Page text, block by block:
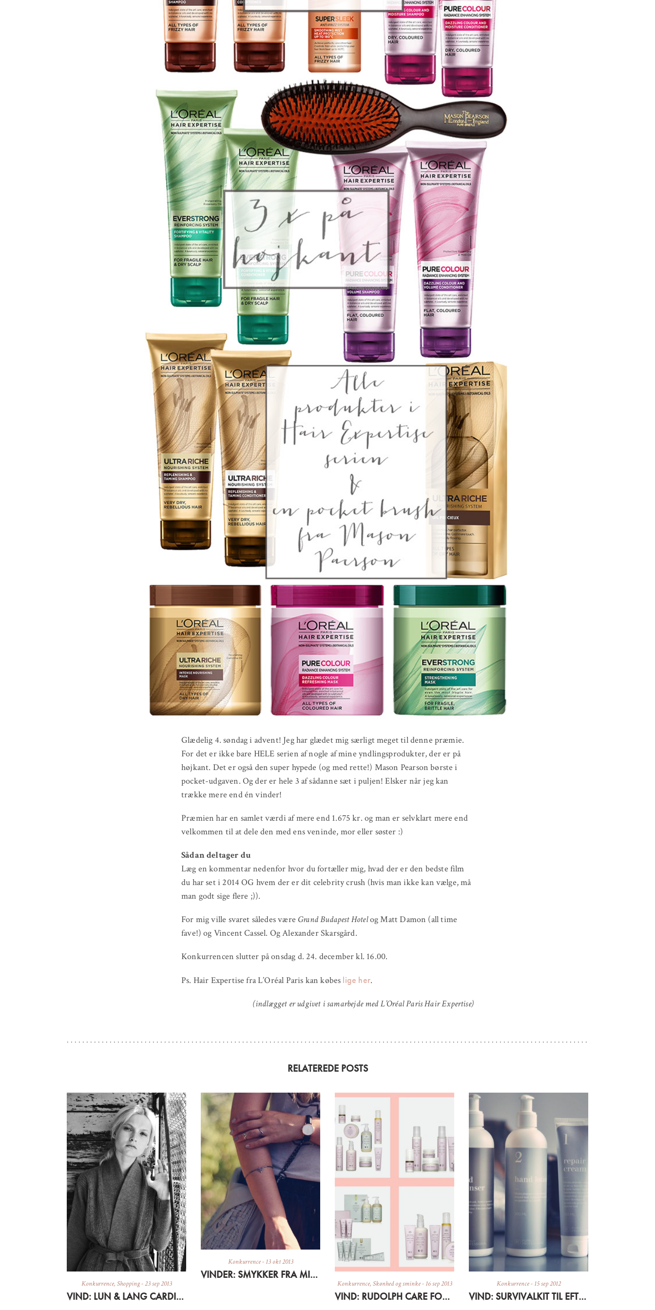
Glædelig 4. søndag i advent! Jeg har glædet mig særligt meget til denne præmie.
For det er ikke bare HELE serien af nogle af mine yndlingsprodukter, der er på
højkant. Det er også den super hypede (og med rette!) Mason Pearson børste i
pocket-udgaven. Og der er hele 3 af sådanne sæt i puljen! Elsker når jeg kan
trække mere end én vinder!
Præmien har en samlet værdi af mere end 1.675 kr. og man er selvklart mere end
velkommen til at dele den med ens veninde, mor eller søster :)
Sådan deltager du
Læg en kommentar nedenfor hvor du fortæller mig, hvad der er den bedste film
du har set i 2014 OG hvem der er dit celebrity crush (hvis man ikke kan vælge, må
man godt sige flere ;)).
For mig ville svaret således være Grand Budapest Hotelog Matt Damon (all time
fave!) og Vincent Cassel. Og Alexander Skarsgård.
Konkurrencen slutter på onsdag d. 24. december kl. 16.00.
Ps. Hair Expertise fra L’Oréal Paris kan købes lige her.
(indlægget er udgivet i samarbejde med L’Oréal Paris Hair Expertise)
RELATEREDE POSTS
Konkurrence, Shopping-23 sep 2013
VIND: LUN & LANG CARDIGAN I ULD + RABATKODE
Konkurrence- 13 okt 2013
VINDER: SMYKKER FRA MILLE RUBOW
Konkurrence, Skønhed og sminke- 16 sep 2013
VIND: RUDOLPH CARE FOR 2000 KR. + RABATKODE
Konkurrence- 15 sep 2012
VIND: SURVIVALKIT TIL EFTERÅRSHÆNDER